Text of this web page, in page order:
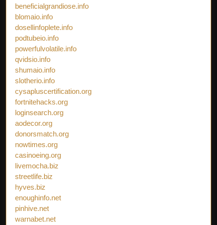
beneficialgrandiose.info
blomaio.info
dosellinfoplete.info
podtubeio.info
powerfulvolatile.info
qvidsio.info
shumaio.info
slotherio.info
cysapluscertification.org
fortnitehacks.org
loginsearch.org
aodecor.org
donorsmatch.org
nowtimes.org
casinoeing.org
livemocha.biz
streetlife.biz
hyves.biz
enoughinfo.net
pinhive.net
warnabet.net